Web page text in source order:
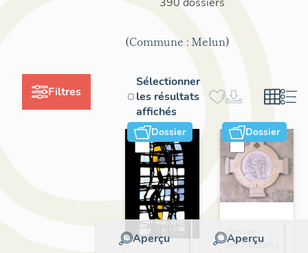
Filtres
(Commune : Melun)
Sélectionner
les résultats
affichés
Dossier
Aperçu
Dossier
Aperçu
IM77000085 |